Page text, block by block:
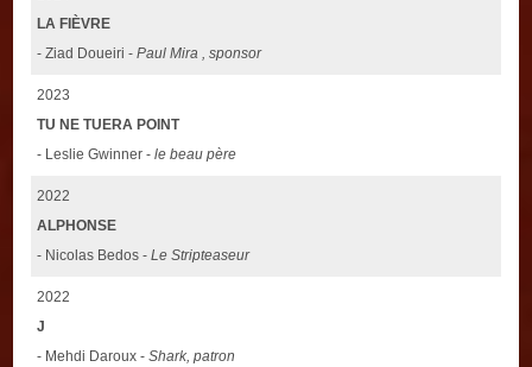
LA FIÈVRE
- Ziad Doueiri -Paul Mira , sponsor
2023
TU NE TUERA POINT
- Leslie Gwinner -le beau père
2022
ALPHONSE
- Nicolas Bedos -Le Stripteaseur
2022
J
- Mehdi Daroux -Shark, patron